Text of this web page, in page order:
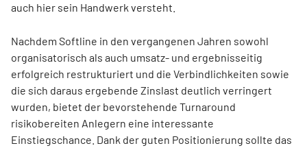
auch hier sein Handwerk versteht.
Nachdem Softline in den vergangenen Jahren sowohl
organisatorisch als auch umsatz- und ergebnisseitig
erfolgreich restrukturiert und die Verbindlichkeiten sowie
die sich daraus ergebende Zinslast deutlich verringert
wurden, bietet der bevorstehende Turn­around
risikobereiten Anlegern eine interessante
Einstiegschance. Dank der guten Positionierung sollte das